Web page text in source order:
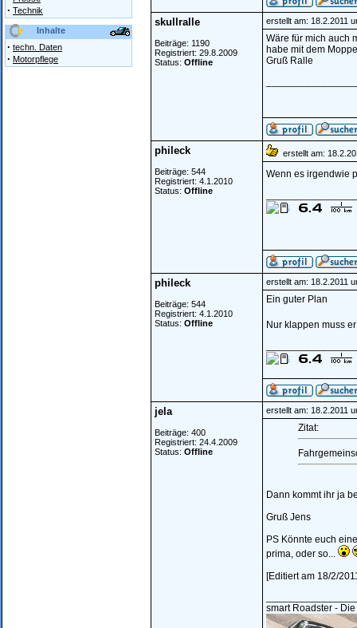
· Technik
Inhalte
· techn. Daten
· Motorpflege
skullralle
Beiträge: 1190
Registriert: 29.8.2009
Status: Offline
erstellt am: 18.2.2011
Wäre für mich auch
habe mit dem
Gruß Ralle
phileck
Beiträge: 544
Registriert: 4.1.2010
Status: Offline
erstellt am:
Wenn es irgendwie
phileck
Beiträge: 544
Registriert: 4.1.2010
Status: Offline
erstellt am: 18.2.2011
Ein guter Plan
Nur klappen muss
jela
Beiträge: 400
Registriert: 24.4.2009
Status: Offline
erstellt am: 18.2.2011
Zitat:
Dann kommt ihr ja
Gruß Jens
PS Könnte euch
prima, oder so...
[Editiert am 18/2/
smart Roadster -